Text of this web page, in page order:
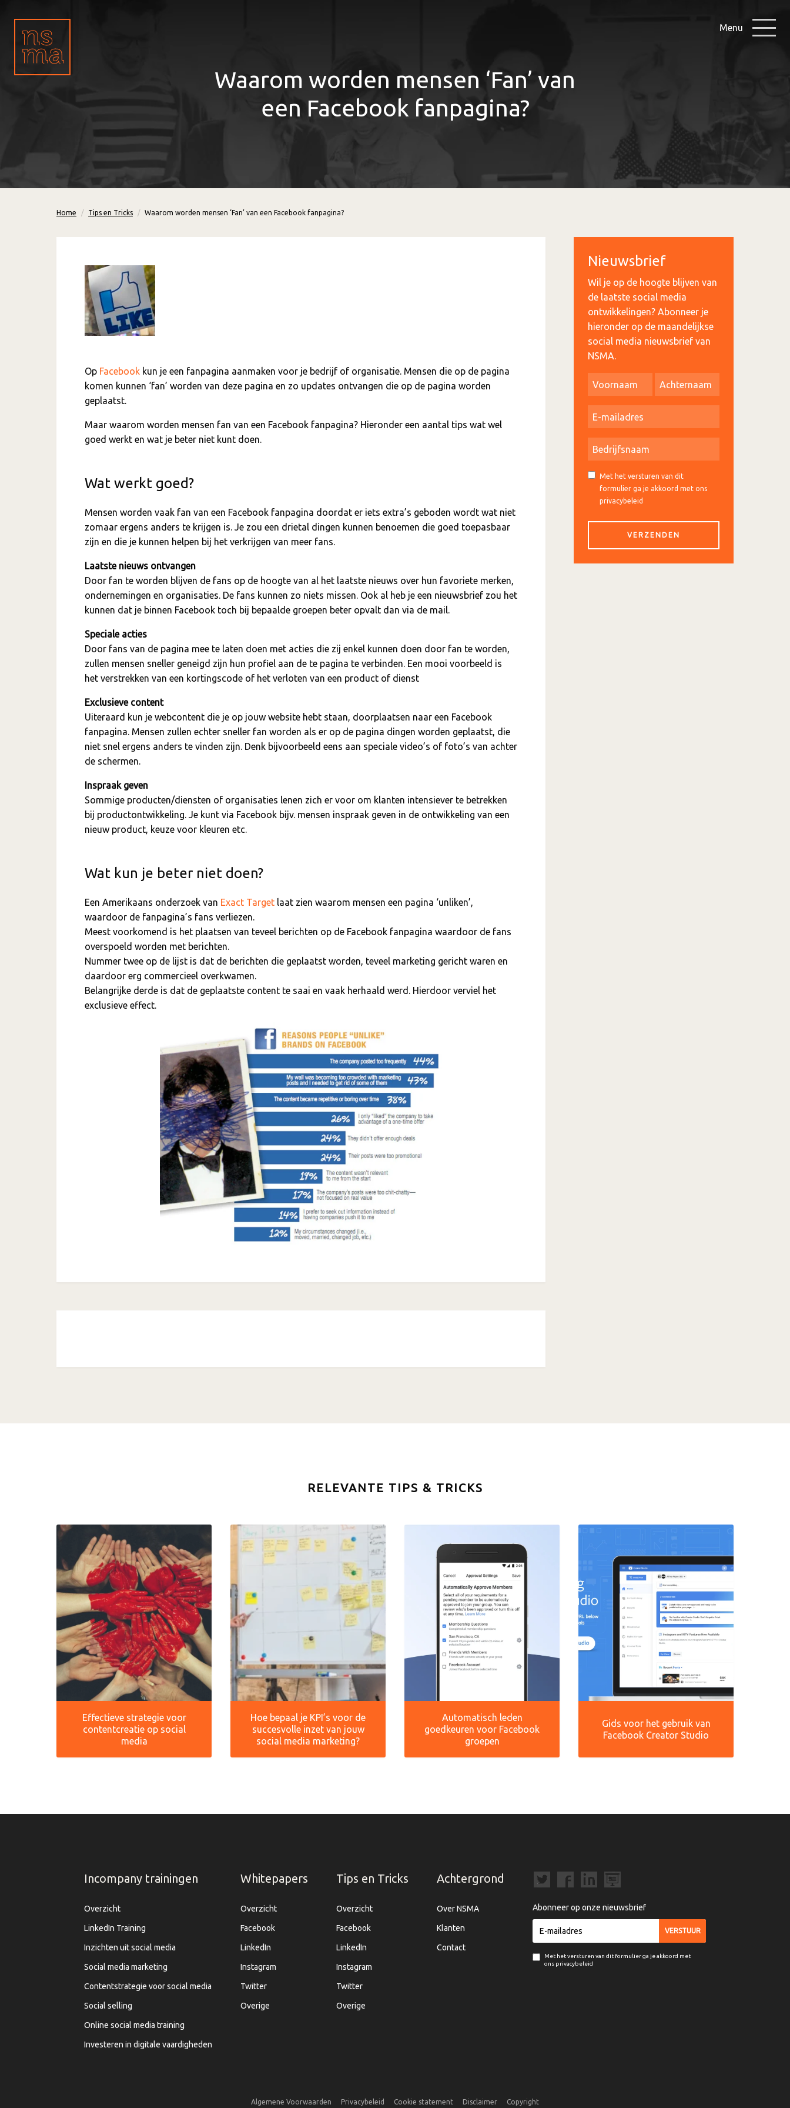
Menu
Waarom worden mensen ‘Fan’ van
een Facebook fanpagina?
Home Tips en Tricks Waarom worden mensen ‘Fan’ van een Facebook fanpagina?
Op Facebook kun je een fanpagina aanmaken voor je bedrijf of organisatie. Mensen die op de pagina
komen kunnen ‘fan’ worden van deze pagina en zo updates ontvangen die op de pagina worden
geplaatst.
Maar waarom worden mensen fan van een Facebook fanpagina? Hieronder een aantal tips wat wel
goed werkt en wat je beter niet kunt doen.
Wat werkt goed?
Mensen worden vaak fan van een Facebook fanpagina doordat er iets extra’s geboden wordt wat niet
zomaar ergens anders te krijgen is. Je zou een drietal dingen kunnen benoemen die goed toepasbaar
zijn en die je kunnen helpen bij het verkrijgen van meer fans.
Laatste nieuws ontvangen
Door fan te worden blijven de fans op de hoogte van al het laatste nieuws over hun favoriete merken,
ondernemingen en organisaties. De fans kunnen zo niets missen. Ook al heb je een nieuwsbrief zou het
kunnen dat je binnen Facebook toch bij bepaalde groepen beter opvalt dan via de mail.
Speciale acties
Door fans van de pagina mee te laten doen met acties die zij enkel kunnen doen door fan te worden,
zullen mensen sneller geneigd zijn hun profiel aan de te pagina te verbinden. Een mooi voorbeeld is
het verstrekken van een kortingscode of het verloten van een product of dienst
Exclusieve content
Uiteraard kun je webcontent die je op jouw website hebt staan, doorplaatsen naar een Facebook
fanpagina. Mensen zullen echter sneller fan worden als er op de pagina dingen worden geplaatst, die
niet snel ergens anders te vinden zijn. Denk bijvoorbeeld eens aan speciale video’s of foto’s van achter
de schermen.
Inspraak geven
Sommige producten/diensten of organisaties lenen zich er voor om klanten intensiever te betrekken
bij productontwikkeling. Je kunt via Facebook bijv. mensen inspraak geven in de ontwikkeling van een
nieuw product, keuze voor kleuren etc.
Wat kun je beter niet doen?
Een Amerikaans onderzoek van Exact Target laat zien waarom mensen een pagina ‘unliken’,
waardoor de fanpagina’s fans verliezen.
Meest voorkomend is het plaatsen van teveel berichten op de Facebook fanpagina waardoor de fans
overspoeld worden met berichten.
Nummer twee op de lijst is dat de berichten die geplaatst worden, teveel marketing gericht waren en
daardoor erg commercieel overkwamen.
Belangrijke derde is dat de geplaatste content te saai en vaak herhaald werd. Hierdoor verviel het
exclusieve effect.
Nieuwsbrief
Wil je op de hoogte blijven van
de laatste social media
ontwikkelingen? Abonneer je
hieronder op de maandelijkse
social media nieuwsbrief van
NSMA.
Met het versturen van dit
formulier ga je akkoord met ons
privacybeleid
RELEVANTE TIPS & TRICKS
Effectieve strategie voor
contentcreatie op social
media
Hoe bepaal je KPI’s voor de
succesvolle inzet van jouw
social media marketing?
Automatisch leden
goedkeuren voor Facebook
groepen
Gids voor het gebruik van
Facebook Creator Studio
Incompany trainingen
Overzicht
LinkedIn Training
Inzichten uit social media
Social media marketing
Contentstrategie voor social media
Social selling
Online social media training
Investeren in digitale vaardigheden
Whitepapers
Overzicht
Facebook
LinkedIn
Instagram
Twitter
Overige
Tips en Tricks
Overzicht
Facebook
LinkedIn
Instagram
Twitter
Overige
Achtergrond
Over NSMA
Klanten
Contact
Abonneer op onze nieuwsbrief
Met het versturen van dit formulier ga je akkoord met
ons privacybeleid
Algemene Voorwaarden Privacybeleid Cookie statement Disclaimer Copyright